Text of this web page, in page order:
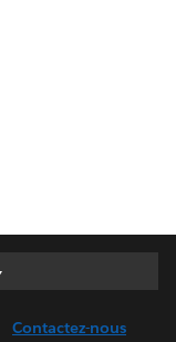
Contactez-nous